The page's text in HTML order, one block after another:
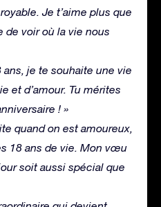
Je t’aime plus que
de voir où la vie nous
ans, je te souhaite une vie
et d’amour. Tu mérites
! »
quand on est amoureux,
18 ans de vie. Mon vœu
soit aussi spécial que